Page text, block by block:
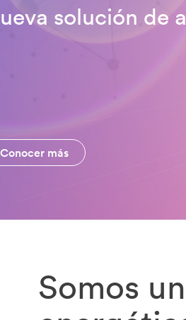
solución de
Conocer más
Somos